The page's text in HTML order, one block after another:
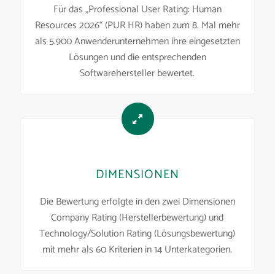
Für das „Professional User Rating: Human
Resources 2026“ (PUR HR) haben zum 8. Mal mehr
als 5.900 Anwenderunternehmen ihre eingesetzten
Lösungen und die entsprechenden
Softwarehersteller bewertet.
DIMENSIONEN
Die Bewertung erfolgte in den zwei Dimensionen
Company Rating (Herstellerbewertung) und
Technology/Solution Rating (Lösungsbewertung)
mit mehr als 60 Kriterien in 14 Unterkategorien.